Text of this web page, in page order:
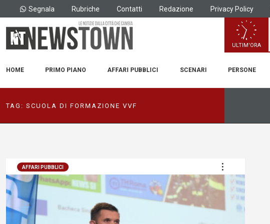
Segnala Rubriche Contatti Redazione Privacy Policy
ULTIM'ORA
HOME PRIMO PIANO AFFARI PUBBLICI SCENARI PERSONE
TAG: SCUOLA DI FORMAZIONE VVF
AFFARI PUBBLICI